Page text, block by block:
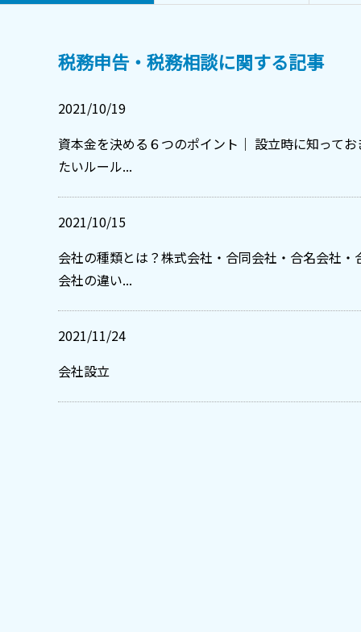
税務申告・税務相談に関する記事
2021/10/19
資本金を決める６つのポイント｜ 設立時に知ってお
たいルール...
2021/10/15
会社の種類とは？株式会社・合同会社・合名会社・
会社の違い...
2021/11/24
会社設立